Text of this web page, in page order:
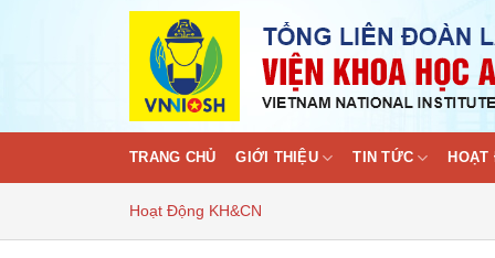
TRANG CHỦ GIỚI THIỆU TIN TỨC HOẠT
Hoạt Động KH&CN